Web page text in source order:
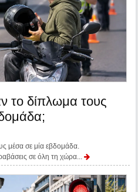
το δίπλωμα τους
μέσα σε μία εβδομάδα.
σε όλη τη χώρα...